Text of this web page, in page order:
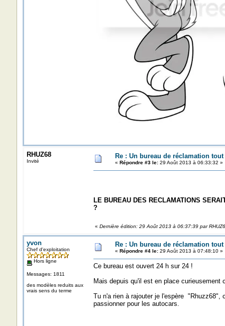
RHUZ68
Invité
Re : Un bureau de réclamation
« Répondre #3 le:29 Août 2013 à 06:33:32 »
LE BUREAU DES RECLAMATIONS
?
« Dernière édition: 29 Août 2013 à 06:37:39 par
yvon
Chef d'exploitation
Hors ligne
Messages: 1811
des modèles reduits aux
vrais sens du terme
Re : Un bureau de réclamation
« Répondre #4 le:29 Août 2013 à 07:48:10 »
Ce bureau est ouvert 24 h sur 24 !
Mais depuis qu'il est en place curieusement
Tu n'a rien à rajouter je l'espère "Rhuzz68",
passionner pour les autocars.